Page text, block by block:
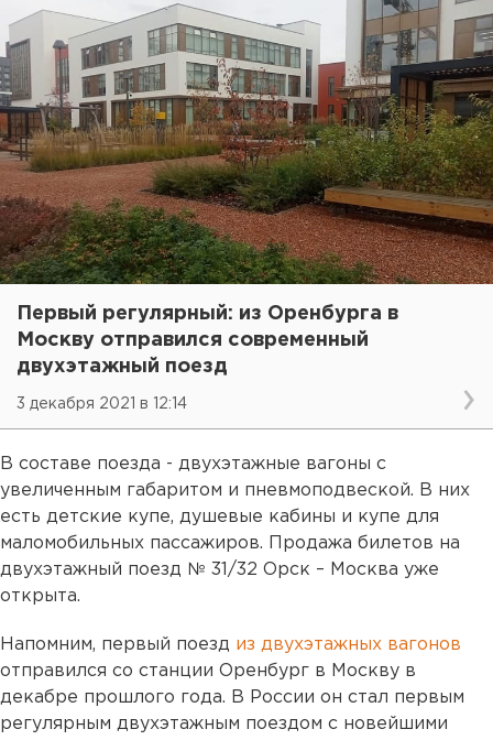
Первый регулярный: из Оренбурга в
Москву отправился современный
двухэтажный поезд
3 декабря 2021 в 12:14
В составе поезда - двухэтажные вагоны с
увеличенным габаритом и пневмоподвеской. В них
есть детские купе, душевые кабины и купе для
маломобильных пассажиров. Продажа билетов на
двухэтажный поезд № 31/32 Орск – Москва уже
открыта.
Напомним, первый поезд из двухэтажных вагонов
отправился со станции Оренбург в Москву в
декабре прошлого года. В России он стал первым
регулярным двухэтажным поездом с новейшими